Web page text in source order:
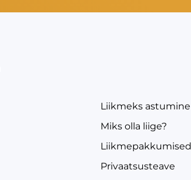
Liikmeks astumine
Miks olla liige?
Liikmepakkumised
Privaatsusteave